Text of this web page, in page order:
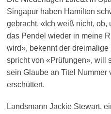
Singapur haben Hamilton
gebracht. «Ich weiß nicht, ob,
das Pendel wieder in meine
wird», bekennt der
spricht von «Prüfungen», will
sein Glaube an Titel Nummer
erschüttert.
Landsmann Jackie Stewart,